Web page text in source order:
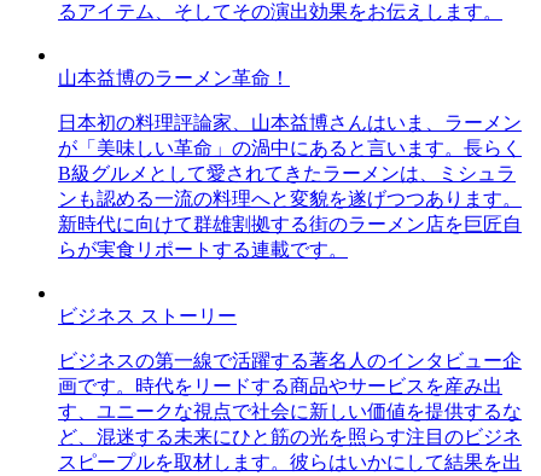
るアイテム、そしてその演出効果をお伝えします。
山本益博のラーメン革命！
日本初の料理評論家、山本益博さんはいま、ラーメン
が「美味しい革命」の渦中にあると言います。長らく
B級グルメとして愛されてきたラーメンは、ミシュラ
ンも認める一流の料理へと変貌を遂げつつあります。
新時代に向けて群雄割拠する街のラーメン店を巨匠自
らが実食リポートする連載です。
ビジネス ストーリー
ビジネスの第一線で活躍する著名人のインタビュー企
画です。時代をリードする商品やサービスを産み出
す、ユニークな視点で社会に新しい価値を提供するな
ど、混迷する未来にひと筋の光を照らす注目のビジネ
スピープルを取材します。彼らはいかにして結果を出